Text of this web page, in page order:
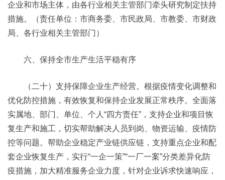
企业和市场主体，由各行业相关主管部门牵头研究制定扶持
措施。（责任单位：市商务委、市民政局、市教委、市财政
局、各行业相关主管部门）
六、保持全市生产生活平稳有序
（二十）支持保障企业生产经营。根据疫情变化调整和
优化防控措施，有效恢复和保持企业发展正常秩序。全面落
实属地、部门、单位、个人“四方责任”，支持企业和项目恢
复生产和施工，切实帮助解决人员到岗、物资运输、疫情防
控等问题。帮助企业稳定产业链供应链，支持重点企业和配
套企业恢复生产，实行“一企一策”“一厂一案”分类差异化防
疫措施，加大精准服务企业力度，针对企业诉求快速响应，